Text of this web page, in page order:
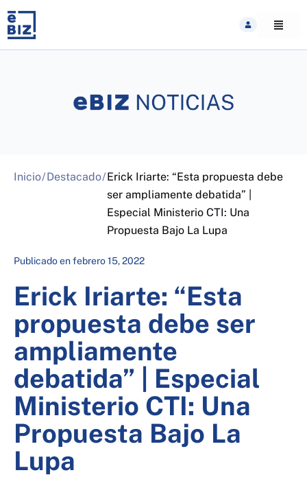
content
Inicio/Destacado/Erick Iriarte: “Esta propuesta debe
ser ampliamente debatida” |
Especial Ministerio CTI: Una
Propuesta Bajo La Lupa
Publicado enfebrero 15, 2022
Erick Iriarte: “Esta
propuesta debe ser
ampliamente
debatida” | Especial
Ministerio CTI: Una
Propuesta Bajo La
Lupa